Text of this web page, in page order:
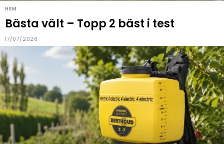
HEM
Bästa vält – Topp 2 bäst i test
17/07/2026